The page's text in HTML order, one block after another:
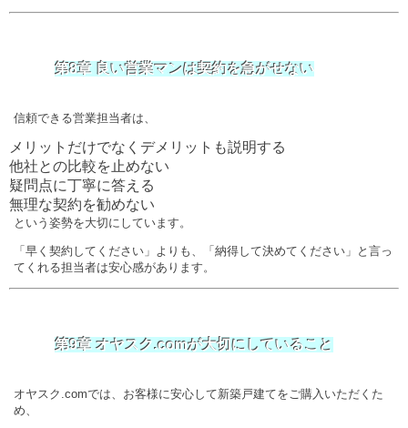
第8章 良い営業マンは契約を急がせない
信頼できる営業担当者は、
メリットだけでなくデメリットも説明する
他社との比較を止めない
疑問点に丁寧に答える
無理な契約を勧めない
という姿勢を大切にしています。
「早く契約してください」よりも、「納得して決めてください」と言っ
てくれる担当者は安心感があります。
第9章 オヤスク.comが大切にしていること
オヤスク.comでは、お客様に安心して新築戸建てをご購入いただくた
め、